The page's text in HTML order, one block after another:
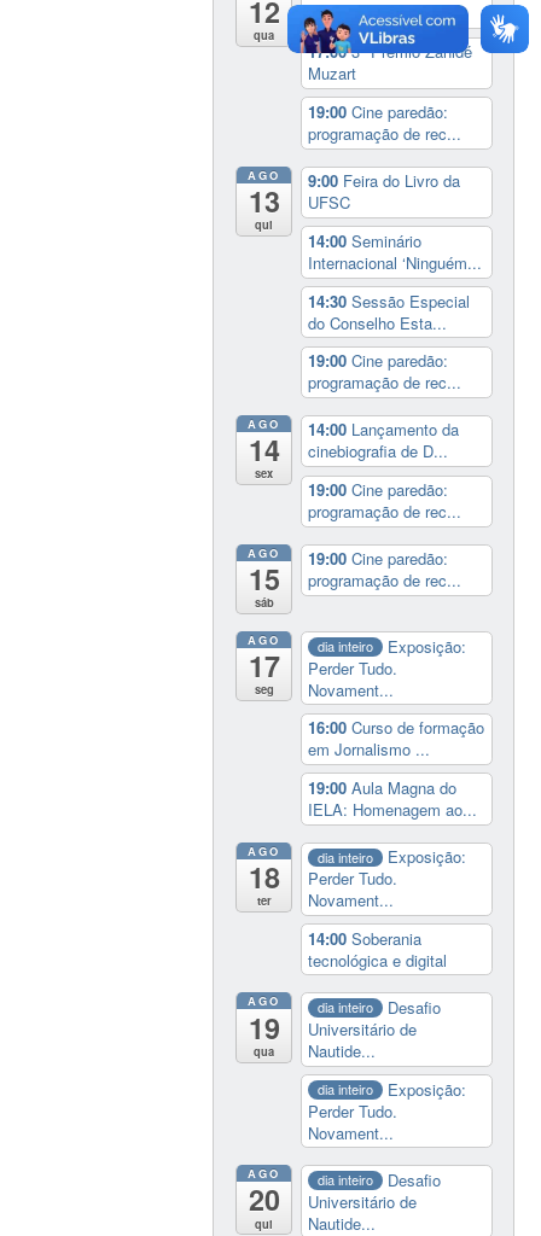
12
qua
UFSC
17:003º Prêmio Zahidé
Muzart
19:00Cine paredão:
programação de rec...
AGO
13
qui
9:00 Feira do Livro da
UFSC
14:00Seminário
Internacional ‘Ninguém...
14:30Sessão Especial
do Conselho Esta...
19:00Cine paredão:
programação de rec...
AGO
14
sex
14:00 Lançamento da
cinebiografia de D...
19:00Cine paredão:
programação de rec...
AGO
15
sáb
19:00Cine paredão:
programação de rec...
AGO
17
seg
dia inteiro
Exposição:
Perder Tudo.
Novament...
16:00Curso de formação
em Jornalismo ...
19:00Aula Magna do
IELA: Homenagem ao...
AGO
18
ter
dia inteiro
Exposição:
Perder Tudo.
Novament...
14:00Soberania
tecnológica e digital
AGO
19
qua
dia inteiro
Desafio
Universitário de
Nautide...
dia inteiro
Exposição:
Perder Tudo.
Novament...
AGO
20
qui
dia inteiro
Desafio
Universitário de
Nautide...